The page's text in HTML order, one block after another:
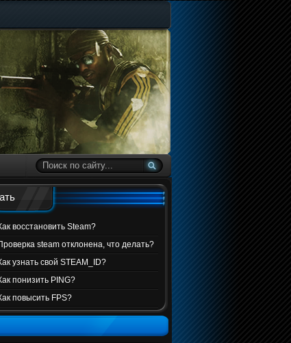
восстановить Steam?
steam отклонена, что делать?
узнать свой STEAM_ID?
понизить PING?
повысить FPS?